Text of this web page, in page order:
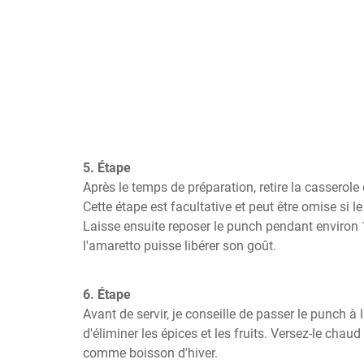
5. Étape
Après le temps de préparation, retire la
Cette étape est facultative et peut être omise si
Laisse ensuite reposer le punch pendant
l'amaretto puisse libérer son goût.
6. Étape
Avant de servir, je conseille de passer le punch
d'éliminer les épices et les fruits. Versez-le
comme boisson d'hiver.